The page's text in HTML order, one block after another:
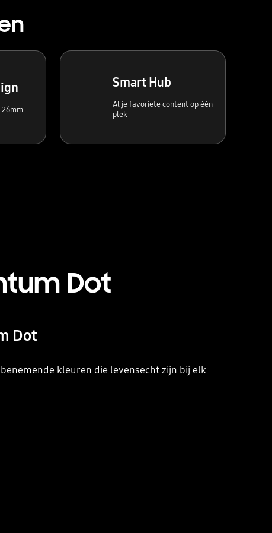
26mm
Smart Hub
Al je favoriete content op één
plek
Dot
Dot
kleuren die levensecht zijn bij elk